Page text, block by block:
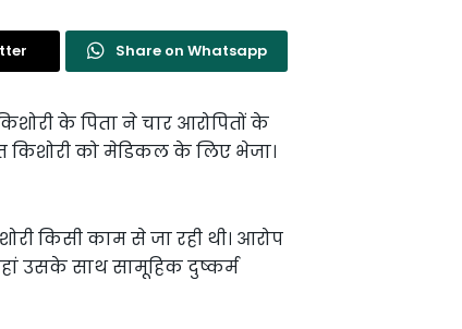
Share on Whatsapp
के पिता ने चार आरोपितों के
किशोरी को मेडिकल के लिए भेजा।
किसी काम से जा रही थी। आरोप
उसके साथ सामूहिक दुष्कर्म